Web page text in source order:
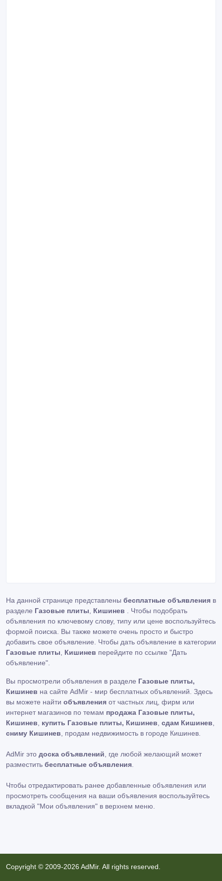
На данной странице представлены бесплатные объявления в
разделе Газовые плиты Кишинев . Чтобы подобрать
объявления по ключевому слову, типу или цене воспользуйтесь
формой поиска. Вы также можете очень просто и быстро
добавить свое объявление. Чтобы дать объявление в категории
Газовые плиты
Кишинев перейдите по ссылке "Дать
объявление"
Вы просмотрели объявления в разделе Газовые плиты,
Кишинев на сайте AdMir - мир бесплатных объявлений. Здесь
вы можете найти объявления от частных лиц, фирм или
интернет магазинов по темам продажа Газовые плиты,
Кишинев
купить Газовые плиты, Кишинев сдам Кишинев
сниму Кишинев , продам недвижимость в городе Кишинев.
AdMir это доска объявлений , где любой желающий может
разместить бесплатные объявления
Чтобы отредактировать ранее добавленные объявления или
просмотреть сообщения на ваши объявления воспользуйтесь
вкладкой "Мои объявления" в верхнем меню.
Copyright © 2009-2026 AdMir. All rights reserved.